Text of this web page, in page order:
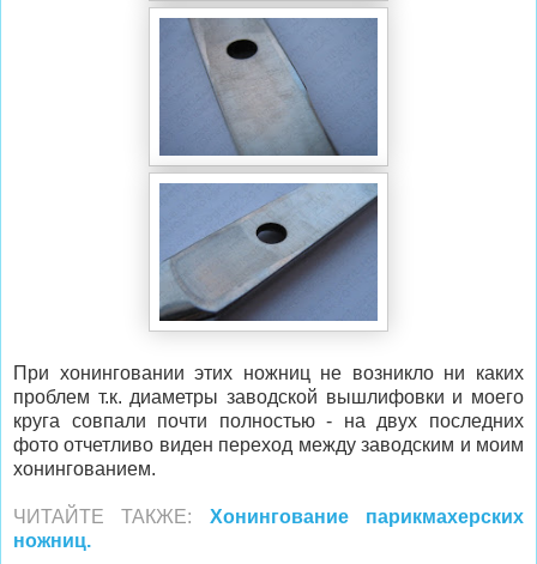
При хонинговании этих ножниц не возникло ни каких
проблем т.к. диаметры заводской вышлифовки и моего
круга совпали почти полностью - на двух последних
фото отчетливо виден переход между заводским и моим
хонингованием.
ЧИТАЙТЕ ТАКЖЕ:
Хонингование парикмахерских
ножниц.